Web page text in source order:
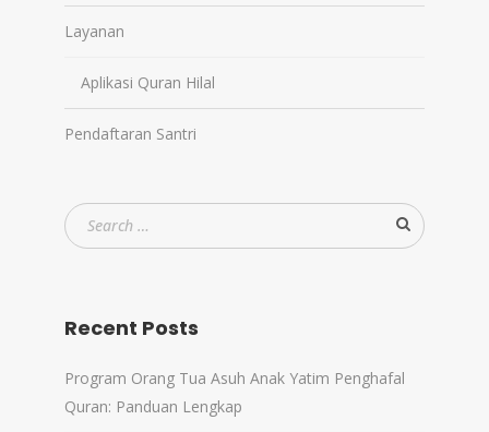
Layanan
Aplikasi Quran Hilal
Pendaftaran Santri
Recent Posts
Program Orang Tua Asuh Anak Yatim Penghafal
Quran: Panduan Lengkap